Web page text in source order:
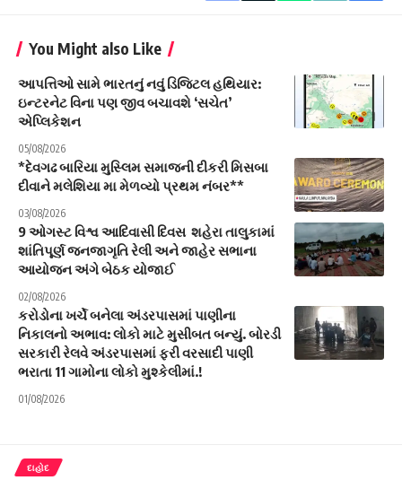
You Might also Like
આપત્તિઓ સામે ભારતનું નવું ડિજિટલ હથિયાર:
ઇન્ટરનેટ વિના પણ જીવ બચાવશે ‘સચેત’
એપ્લિકેશન
05/08/2026
*દેવગઢ બારિયા મુસ્લિમ સમાજની દીકરી મિસબા
દીવાને મલેશિયા મા મેળવ્યો પ્રથમ નંબર**
03/08/2026
9 ઓગસ્ટ વિશ્વ આદિવાસી દિવસ શહેરા તાલુકામાં
શાંતિપૂર્ણ જનજાગૃતિ રેલી અને જાહેર સભાના
આયોજન અંગે બેઠક યોજાઈ
02/08/2026
કરોડોના ખર્ચે બનેલા અંડરપાસમાં પાણીના
નિકાલનો અભાવ: લોકો માટે મુસીબત બન્યું. બોરડી
સરકારી રેલવે અંડરપાસમાં ફરી વરસાદી પાણી
ભરાતા 11 ગામોના લોકો મુશ્કેલીમાં.!
01/08/2026
દાહોદ